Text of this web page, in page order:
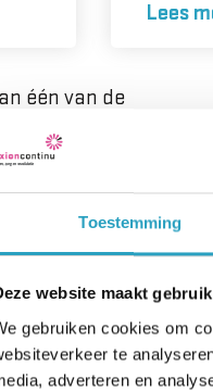
Toestemming
website maakt
gebruiken cookies om
te
adverteren en
Lees
één van de
Lees het artikel uit